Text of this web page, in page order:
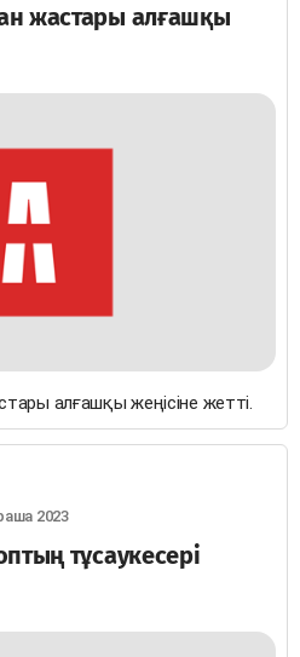
жастары алғашқы
алғашқы жеңісіне жетті.
2023
тұсаукесері